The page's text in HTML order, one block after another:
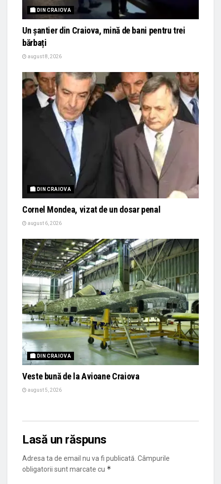
🏙 DIN CRAIOVA
Un șantier din Craiova, mină de bani pentru trei
bărbați
august 8, 2026
🏙 DIN CRAIOVA
Cornel Mondea, vizat de un dosar penal
august 6, 2026
🏙 DIN CRAIOVA
Veste bună de la Avioane Craiova
august 5, 2026
Lasă un răspuns
Adresa ta de email nu va fi publicată. Câmpurile
obligatorii sunt marcate cu *